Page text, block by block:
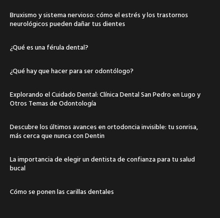
Bruxismo y sistema nervioso: cómo el estrés y los trastornos
neurológicos pueden dañar tus dientes
¿Qué es una férula dental?
¿Qué hay que hacer para ser odontólogo?
Explorando el Cuidado Dental: Clínica Dental San Pedro en Lugo y
Otros Temas de Odontología
Descubre los últimos avances en ortodoncia invisible: tu sonrisa,
más cerca que nunca con Dentin
La importancia de elegir un dentista de confianza para tu salud
bucal
Cómo se ponen las carillas dentales